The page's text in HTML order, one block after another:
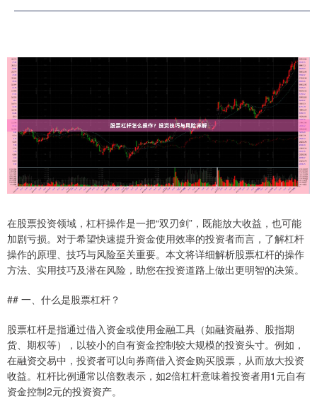
在股票投资领域，杠杆操作是一把“双刃剑”，既能放大收益，也可能
加剧亏损。对于希望快速提升资金使用效率的投资者而言，了解杠杆
操作的原理、技巧与风险至关重要。本文将详细解析股票杠杆的操作
方法、实用技巧及潜在风险，助您在投资道路上做出更明智的决策。
## 一、什么是股票杠杆？
股票杠杆是指通过借入资金或使用金融工具（如融资融券、股指期
货、期权等），以较小的自有资金控制较大规模的投资头寸。例如，
在融资交易中，投资者可以向券商借入资金购买股票，从而放大投资
收益。杠杆比例通常以倍数表示，如2倍杠杆意味着投资者用1元自有
资金控制2元的投资资产。